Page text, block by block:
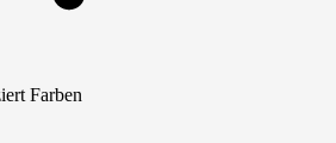
Farben